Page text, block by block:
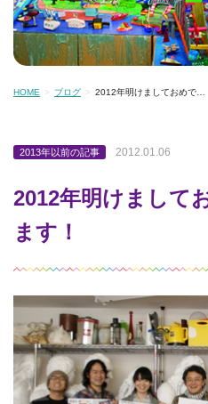
HOME ブログ 2012年明けましておめで…
2013年以前の記事 2012.01.06
2012年明けまして
ます！